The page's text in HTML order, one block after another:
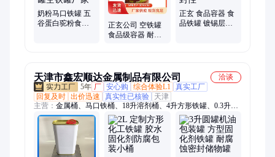
奶粉马口铁罐 五
谷蛋白驼粉食品
正玄公司 空铁罐
食品级容器 耐腐
正玄 食品容器 食
品铁罐 镀锡层保
天津市鑫宏顺达金属制品有限公司
洽谈
5年 厂 安心购 综合体验L1 真实工厂
回复及时 出价迅速 真实性已核验
天津
主营： 金属桶、马口铁桶、18升溶剂桶、4升方形铁罐、0.3升圆
形铁罐、化工桶、铁桶、20升油漆桶、20升涂料桶、4升方罐、
18升食用油桶、化学试剂、5升方罐、油桶、1升机油罐、垃圾
桶、4升润滑油罐、20升马口铁桶、化工罐、20升开口桶、18升
乳胶漆桶、油罐、铁皮桶、0.3升圆罐、10升方形铁桶